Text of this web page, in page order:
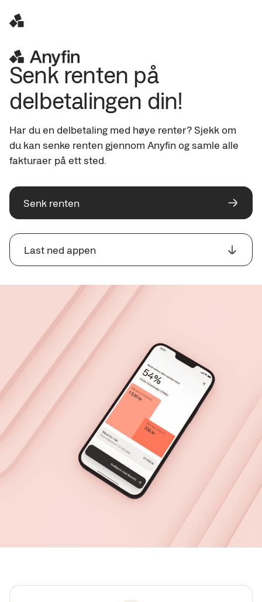
Senk renten på
delbetalingen din!
Har du en delbetaling med høye renter? Sjekk om
du kan senke renten gjennom Anyfin og samle alle
fakturaer på ett sted.
Senk renten
Last ned appen